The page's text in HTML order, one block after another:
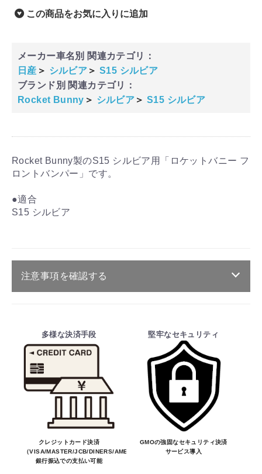
この商品をお気に入りに追加
メーカー車名別 関連カテゴリ：
日産 ＞ シルビア ＞ S15 シルビア
ブランド別 関連カテゴリ：
Rocket Bunny ＞ シルビア ＞ S15 シルビア
Rocket Bunny製のS15 シルビア用「ロケットバニー フ
ロントバンパー」です。
●適合
S15 シルビア
注意事項を確認する
・ご注文受付後、メーカーに適合確認を行
い、商品の価格・送料及び納期の正式なご連
絡をしてからの決済となっております。
そのため、ご注文後に適合確認を行い、適
合しない場合はキャンセル可能です。
※商品はメーカー品のため予告無く価格が
変わる場合があります。
※商品は予告無く生産及び販売不可となる
場合があります。
多様な決済手段
クレジットカード決済
（VISA/MASTER/JCB/DINERS/AMEX）、
銀行振込での支払い可能
堅牢なセキュリティ
GMOの強固なセキュリティ決済
サービス導入